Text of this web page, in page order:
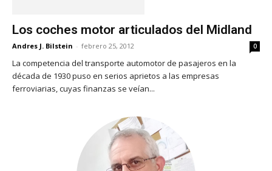
Los coches motor articulados del Midland
Andres J. Bilstein - febrero 25, 2012 0
La competencia del transporte automotor de pasajeros en la
década de 1930 puso en serios aprietos a las empresas
ferroviarias, cuyas finanzas se veían...